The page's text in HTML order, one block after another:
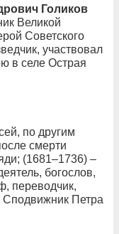
Голиков
Великой
Советского
участвовал
в селе Острая
по другим
смерти
(1681–1736) –
богослов,
переводчик,
Сподвижник Петра